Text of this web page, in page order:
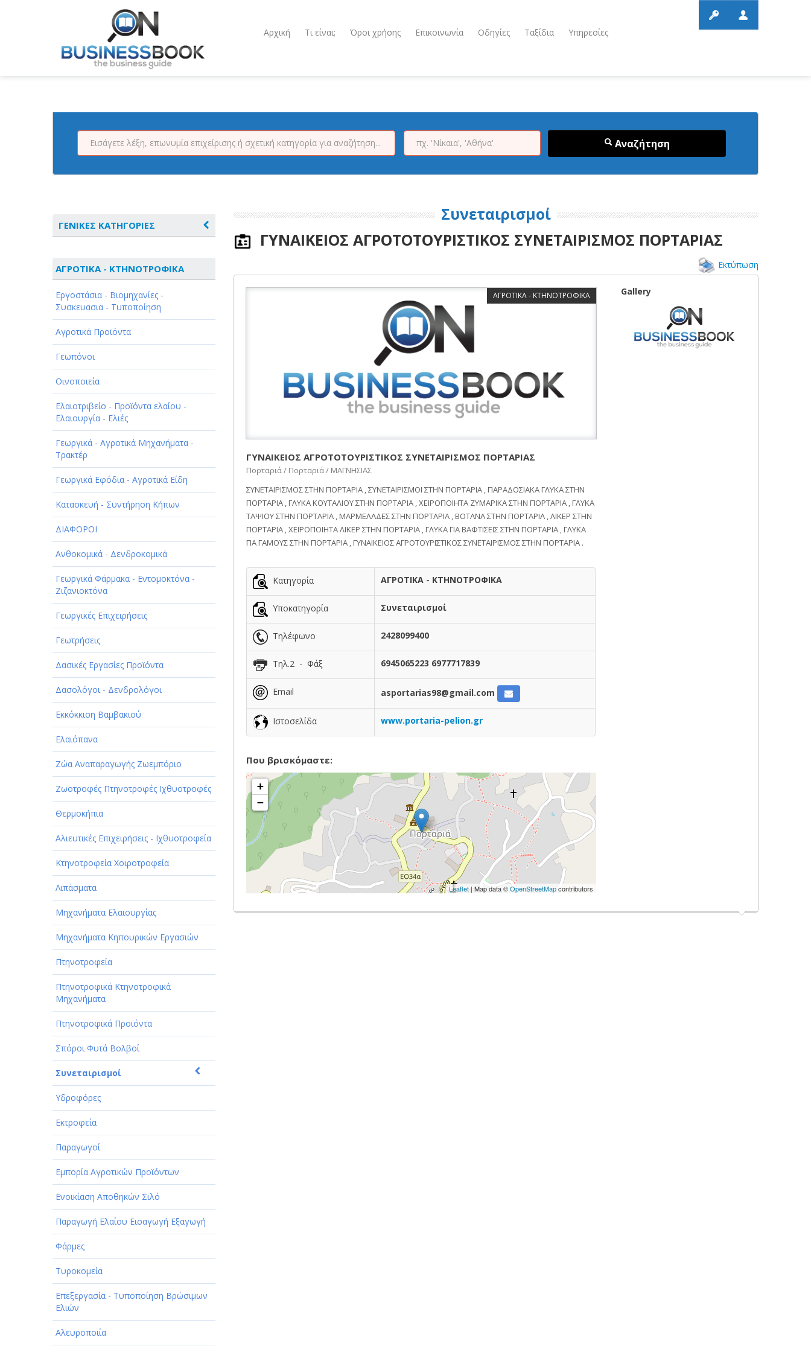
Αρχική Τι είναι; Όροι χρήσης Επικοινωνία Οδηγίες Ταξίδια Υπηρεσίες
Αναζήτηση
ΓΕΝΙΚΕΣ ΚΑΤΗΓΟΡΙΕΣ
ΑΘΛΗΤΙΣΜΟΣ
ΑΥΤΟΚΙΝΗΤΑ - ΜΗΧΑΝΕΣ - ΣΚΑΦΗ
ΔΙΑΣΚΕΔΑΣΗ - ΨΥΧΑΓΩΓΙΑ - ΤΕΧΝΕΣ
ΔΙΑΦΗΜΙΣΗ - ΜΜΕ
ΕΚΚΛΗΣΙΕΣ - ΦΙΛΑΝΘΡΩΠΙΚΑ
ΣΩΜΑΤΕΙΑ
ΕΚΠΑΙΔΕΥΣΗ - ΣΧΟΛΕΣ
ΕΜΠΟΡΙΟ - ΕΜΠΟΡΙΚΑ ΚΑΤΑΣΤΗΜΑΤΑ
ΕΡΓΟΣΤΑΣΙΑ - ΒΙΟΜΗΧΑΝΙΕΣ
ΞΕΝΟΔΟΧΕΙΑ - ΤΟΥΡΙΣΜΟΣ
ΟΜΟΡΦΙΑ
ΠΑΡΟΧΗ ΥΠΗΡΕΣΙΩΝ
ΤΕΧΝΙΚΑ - ΚΑΤΑΣΚΕΥΑΣΤΙΚΑ
ΤΕΧΝΟΛΟΓΙΑ
ΥΓΕΙΑ - ΙΑΤΡΟΙ
ΦΑΓΗΤΟ
ΑΓΡΟΤΙΚΑ - ΚΤΗΝΟΤΡΟΦΙΚΑ
Εργοστάσια - Βιομηχανίες -
Συσκευασια - Τυποποίηση
Αγροτικά Προϊόντα
Γεωπόνοι
Οινοποιεία
Ελαιοτριβείο - Προϊόντα ελαίου -
Ελαιουργία - Ελιές
Γεωργικά - Αγροτικά Μηχανήματα -
Τρακτέρ
Γεωργικά Εφόδια - Αγροτικά Είδη
Κατασκευή - Συντήρηση Κήπων
ΔΙΑΦΟΡΟΙ
Ανθοκομικά - Δενδροκομικά
Γεωργικά Φάρμακα - Εντομοκτόνα -
Ζιζανιοκτόνα
Γεωργικές Επιχειρήσεις
Γεωτρήσεις
Δασικές Εργασίες Προϊόντα
Δασολόγοι - Δενδρολόγοι
Εκκόκκιση Βαμβακιού
Ελαιόπανα
Ζώα Αναπαραγωγής Ζωεμπόριο
Ζωοτροφές Πτηνοτροφές Ιχθυοτροφές
Θερμοκήπια
Αλιευτικές Επιχειρήσεις - Ιχθυοτροφεία
Κτηνοτροφεία Χοιροτροφεία
Λιπάσματα
Μηχανήματα Ελαιουργίας
Μηχανήματα Κηπουρικών Εργασιών
Πτηνοτροφεία
Πτηνοτροφικά Κτηνοτροφικά
Μηχανήματα
Πτηνοτροφικά Προϊόντα
Σπόροι Φυτά Βολβοί
Συνεταιρισμοί
Υδροφόρες
Εκτροφεία
Παραγωγοί
Εμπορία Αγροτικών Προϊόντων
Ενοικίαση Αποθηκών Σιλό
Παραγωγή Ελαίου Εισαγωγή Εξαγωγή
Φάρμες
Τυροκομεία
Επεξεργασία - Τυποποίηση Βρώσιμων
Ελιών
Αλευροποιία
Συνεταιρισμοί
ΓΥΝΑΙΚΕΙΟΣ ΑΓΡΟΤΟΤΟΥΡΙΣΤΙΚΟΣ ΣΥΝΕΤΑΙΡΙΣΜΟΣ ΠΟΡΤΑΡΙΑΣ
Εκτύπωση
ΑΓΡΟΤΙΚΑ - ΚΤΗΝΟΤΡΟΦΙΚΑ
ΓΥΝΑΙΚΕΙΟΣ ΑΓΡΟΤΟΤΟΥΡΙΣΤΙΚΟΣ ΣΥΝΕΤΑΙΡΙΣΜΟΣ ΠΟΡΤΑΡΙΑΣ
Πορταριά / Πορταριά / ΜΑΓΝΗΣΙΑΣ
ΣΥΝΕΤΑΙΡΙΣΜΟΣ ΣΤΗΝ ΠΟΡΤΑΡΙΑ , ΣΥΝΕΤΑΙΡΙΣΜΟΙ ΣΤΗΝ ΠΟΡΤΑΡΙΑ , ΠΑΡΑΔΟΣΙΑΚΑ ΓΛΥΚΑ ΣΤΗΝ
ΠΟΡΤΑΡΙΑ , ΓΛΥΚΑ ΚΟΥΤΑΛΙΟΥ ΣΤΗΝ ΠΟΡΤΑΡΙΑ , ΧΕΙΡΟΠΟΙΗΤΑ ΖΥΜΑΡΙΚΑ ΣΤΗΝ ΠΟΡΤΑΡΙΑ , ΓΛΥΚΑ
ΤΑΨΙΟΥ ΣΤΗΝ ΠΟΡΤΑΡΙΑ , ΜΑΡΜΕΛΑΔΕΣ ΣΤΗΝ ΠΟΡΤΑΡΙΑ , ΒΟΤΑΝΑ ΣΤΗΝ ΠΟΡΤΑΡΙΑ , ΛΙΚΕΡ ΣΤΗΝ
ΠΟΡΤΑΡΙΑ , ΧΕΙΡΟΠΟΙΗΤΑ ΛΙΚΕΡ ΣΤΗΝ ΠΟΡΤΑΡΙΑ , ΓΛΥΚΑ ΓΙΑ ΒΑΦΤΙΣΕΙΣ ΣΤΗΝ ΠΟΡΤΑΡΙΑ , ΓΛΥΚΑ
ΓΙΑ ΓΑΜΟΥΣ ΣΤΗΝ ΠΟΡΤΑΡΙΑ , ΓΥΝΑΙΚΕΙΟΣ ΑΓΡΟΤΟΥΡΙΣΤΙΚΟΣ ΣΥΝΕΤΑΙΡΙΣΜΟΣ ΣΤΗΝ ΠΟΡΤΑΡΙΑ .
Κατηγορία ΑΓΡΟΤΙΚΑ - ΚΤΗΝΟΤΡΟΦΙΚΑ
Υποκατηγορία Συνεταιρισμοί
Τηλέφωνο 2428099400
Τηλ.2 - Φάξ 6945065223 6977717839
Email asportarias98@gmail.com
Ιστοσελίδα www.portaria-pelion.gr
Που βρισκόμαστε:
+
−
Leaflet| Map data ©OpenStreetMapcontributors
Gallery